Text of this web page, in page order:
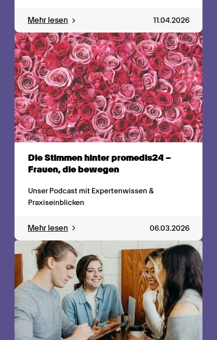
Mehr lesen 11.04.2026
Die Stimmen hinter promedis24 –
Frauen, die bewegen
Unser Podcast mit Expertenwissen &
Praxiseinblicken
Mehr lesen 06.03.2026